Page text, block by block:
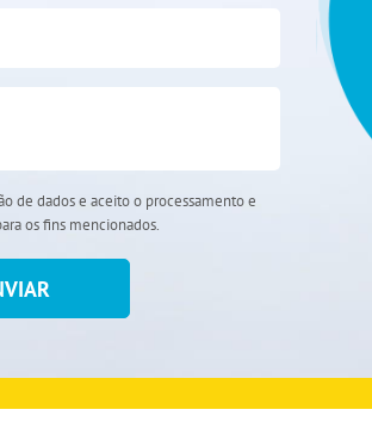
de dados e aceito o processamento e
os fins mencionados.